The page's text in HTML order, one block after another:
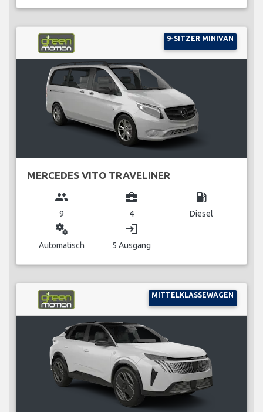
9-SITZER MINIVAN
MERCEDES VITO TRAVELINER
group
9
business_center
4
local_gas_station
Diesel
miscellaneous_services
Automatisch
login
5 Ausgang
MITTELKLASSEWAGEN